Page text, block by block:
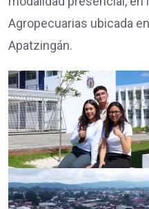
Agropecuarias ubicada
Apatzingán.